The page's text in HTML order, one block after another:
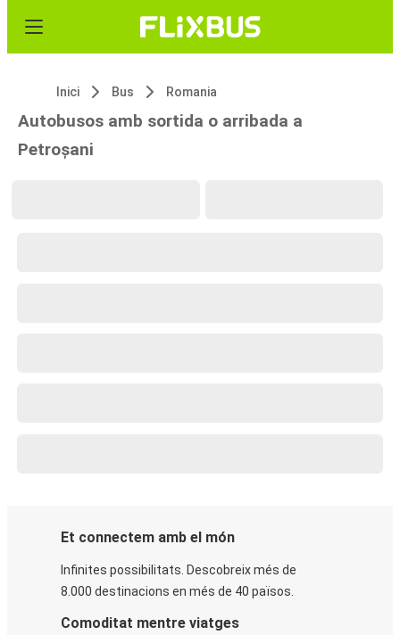
Inici Bus Romania
Autobusos amb sortida o arribada a
Petroșani
Et connectem amb el món
Infinites possibilitats. Descobreix més de
8.000 destinacions en més de 40 països.
Comoditat mentre viatges